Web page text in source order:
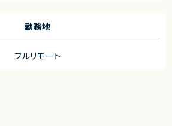
勤務地
フルリモート